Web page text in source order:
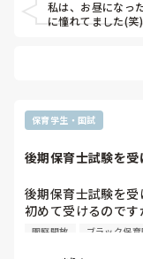
私は、お昼になっ
に憧れてました(笑)
保育学生・国試
後期保育士試験を
後期保育士試験を受
初めて受けるので
園庭開放 ブラック保